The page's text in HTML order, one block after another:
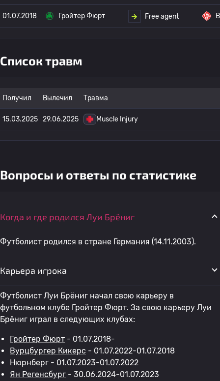
01.07.2018 Гройтер Фюрт Free agent
Список травм
Получил Вылечил Травма
15.03.2025 29.06.2025 Muscle Injury
Вопросы и ответы по статистике
Когда и где родился Луи Брёниг
Футболист родился в стране Германия (14.11.2003).
Карьера игрока
Футболист Луи Брёниг начал свою карьеру в
футбольном клубе Гройтер Фюрт. За свою карьеру Луи
Брёниг играл в следующих клубах:
Гройтер Фюрт - 01.07.2018-
Вурцбургер Кикерс - 01.07.2022-01.07.2018
Нюрнберг - 01.07.2023-01.07.2022
Ян Регенсбург - 30.06.2024-01.07.2023